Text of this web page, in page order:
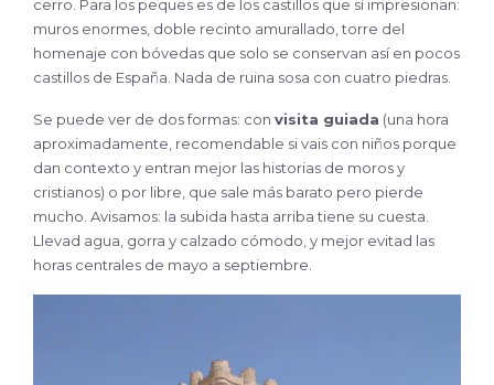
cerro. Para los peques es de los castillos que sí impresionan:
muros enormes, doble recinto amurallado, torre del
homenaje con bóvedas que solo se conservan así en pocos
castillos de España. Nada de ruina sosa con cuatro piedras.
Se puede ver de dos formas: con visita guiada (una hora
aproximadamente, recomendable si vais con niños porque
dan contexto y entran mejor las historias de moros y
cristianos) o por libre, que sale más barato pero pierde
mucho. Avisamos: la subida hasta arriba tiene su cuesta.
Llevad agua, gorra y calzado cómodo, y mejor evitad las
horas centrales de mayo a septiembre.